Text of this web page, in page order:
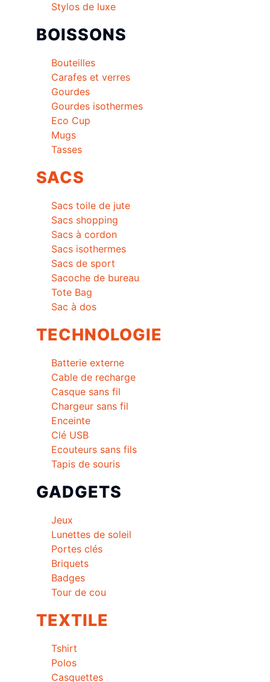
Stylos de luxe
BOISSONS
Bouteilles
Carafes et verres
Gourdes
Gourdes isothermes
Eco Cup
Mugs
Tasses
SACS
Sacs toile de jute
Sacs shopping
Sacs à cordon
Sacs isothermes
Sacs de sport
Sacoche de bureau
Tote Bag
Sac à dos
TECHNOLOGIE
Batterie externe
Cable de recharge
Casque sans fil
Chargeur sans fil
Enceinte
Clé USB
Ecouteurs sans fils
Tapis de souris
GADGETS
Jeux
Lunettes de soleil
Portes clés
Briquets
Badges
Tour de cou
TEXTILE
Tshirt
Polos
Casquettes